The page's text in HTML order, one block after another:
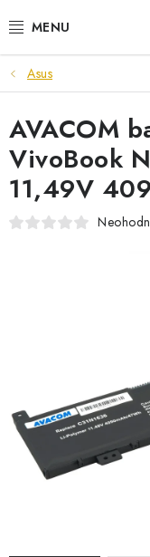
na
TELEFONY, TABLETY
POČÍTAČE,
PRO HRÁČE
ELEKTRONIKA
PRO KUTILY
VÝPRODEJ
Asus
AVACOM
VivoBook
11,49V